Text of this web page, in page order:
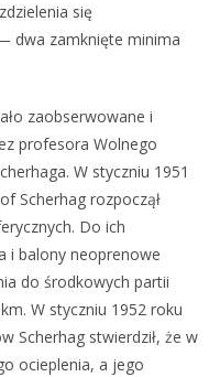
się
dwa zamknięte minima
zaobserwowane i
profesora Wolnego
W styczniu 1951
Scherhag rozpoczął
Do ich
i balony neoprenowe
do środkowych partii
W styczniu 1952 roku
Scherhag stwierdził, że w
ocieplenia, a jego